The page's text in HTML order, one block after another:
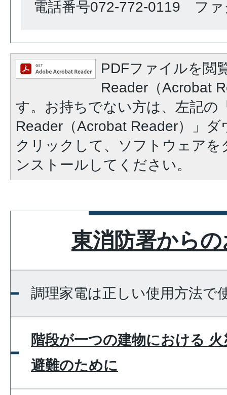
電話番号072-772-0119 ファ
PDFファイルを閲
Reader（Acrobat
す。お持ちでない方は、左記の
Reader（Acrobat Reader）」
クリックして、ソフトウェア
ンストールしてください。
東消防署から
調理家電は正しい使用方法で
階段が⼀つの建物における
避難のために